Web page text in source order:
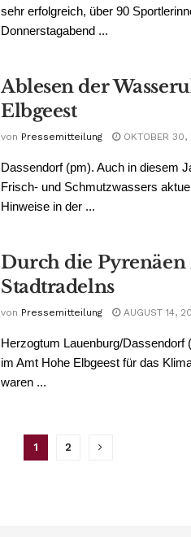
sehr erfolgreich, über 90
Donnerstagabend ...
Ablesen der
Elbgeest
von Pressemitteilung OKTOBER 30,
Dassendorf (pm). Auch in diesem
Frisch- und Schmutzwassers
Hinweise in der ...
Durch die
Stadtradelns
von Pressemitteilung AUGUST 14,
Herzogtum Lauenburg/
im Amt Hohe Elbgeest für das
waren ...
1 2